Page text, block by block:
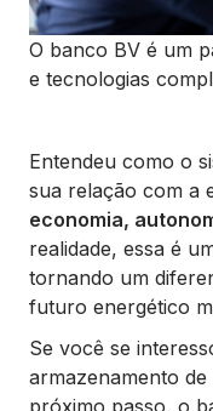
O banco BV é um
e tecnologias
Entendeu como o
sua relação com a
economia,
realidade, essa é
tornando um
futuro energético
Se você se
armazenamento
próximo passo, o